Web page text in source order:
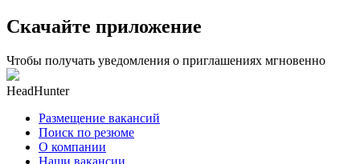
Скачайте приложение
Чтобы получать уведомления о приглашениях мгновенно
HeadHunter
Размещение вакансий
Поиск по резюме
О компании
Наши вакансии